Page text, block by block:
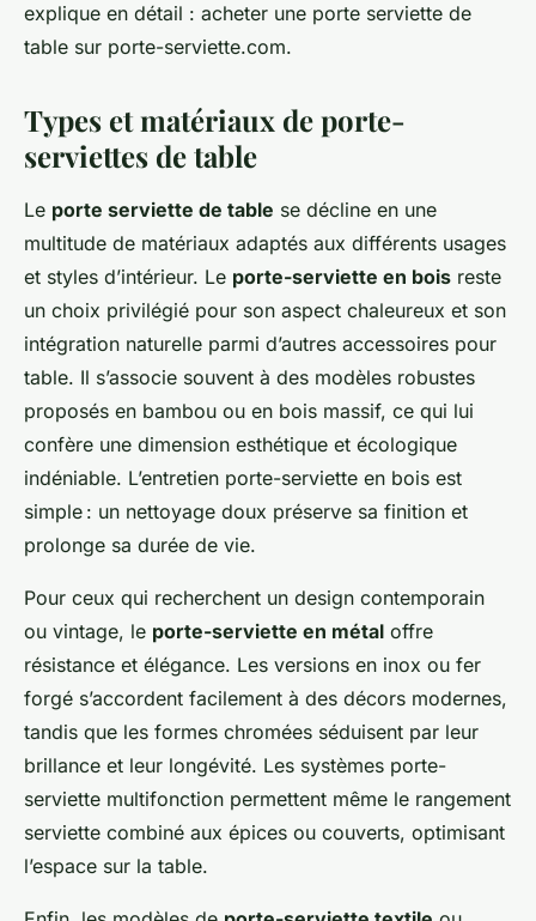
explique en détail : acheter une porte serviette de
table sur porte-serviette.com.
Types et matériaux de porte-
serviettes de table
Le porte serviette de table se décline en une
multitude de matériaux adaptés aux différents usages
et styles d’intérieur. Le porte-serviette en bois reste
un choix privilégié pour son aspect chaleureux et son
intégration naturelle parmi d’autres accessoires pour
table. Il s’associe souvent à des modèles robustes
proposés en bambou ou en bois massif, ce qui lui
confère une dimension esthétique et écologique
indéniable. L’entretien porte-serviette en bois est
simple : un nettoyage doux préserve sa finition et
prolonge sa durée de vie.
Pour ceux qui recherchent un design contemporain
ou vintage, le porte-serviette en métal offre
résistance et élégance. Les versions en inox ou fer
forgé s’accordent facilement à des décors modernes,
tandis que les formes chromées séduisent par leur
brillance et leur longévité. Les systèmes porte-
serviette multifonction permettent même le rangement
serviette combiné aux épices ou couverts, optimisant
l’espace sur la table.